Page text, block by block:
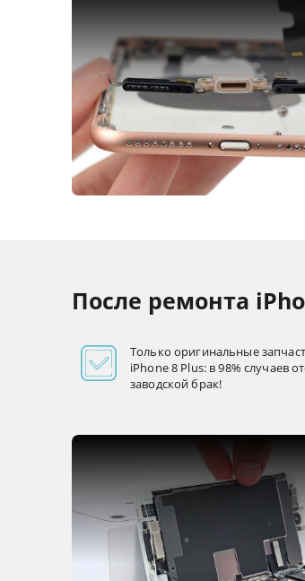
После ремонта
Только оригинальные
iPhone 8 Plus: в 98% случаев
заводской брак!